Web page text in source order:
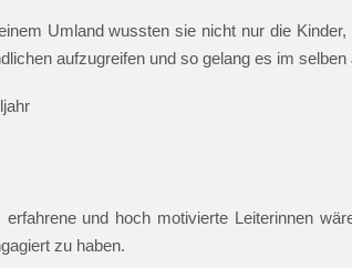
Umland wussten sie nicht nur die
aufzugreifen und so gelang es im
und hoch motivierte Leiterinnen
zu haben.